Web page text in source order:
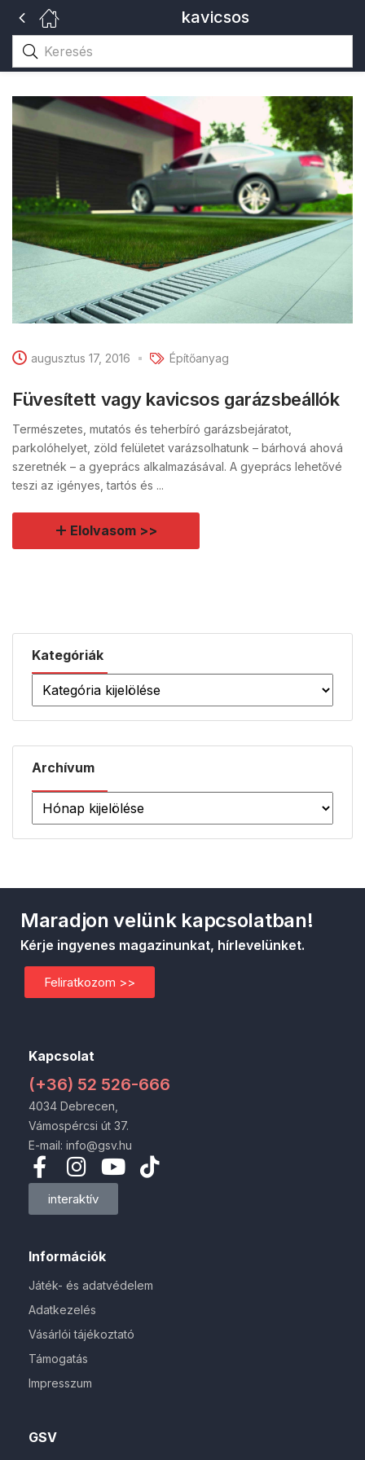
kavicsos
Kategóriák
Archívum
augusztus 17, 2016 Építőanyag
Füvesített vagy kavicsos garázsbeállók
Természetes, mutatós és teherbíró garázsbejáratot,
parkolóhelyet, zöld felületet varázsolhatunk – bárhová ahová
szeretnék – a gyeprács alkalmazásával. A gyeprács lehetővé
teszi az igényes, tartós és ...
Elolvasom >>
GSV
Információk
Játék- és adatvédelem
Adatkezelés
Vásárlói tájékoztató
Támogatás
Impresszum
Kapcsolat
(+36) 52 526-666
4034 Debrecen,
Vámospércsi út 37.
E-mail: info@gsv.hu
interaktív
Maradjon velünk kapcsolatban!
Kérje ingyenes magazinunkat, hírlevelünket.
Feliratkozom >>